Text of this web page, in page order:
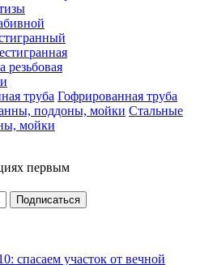
Гофрированная труба
Стальные
мойки
первым
спасаем участок от вечной